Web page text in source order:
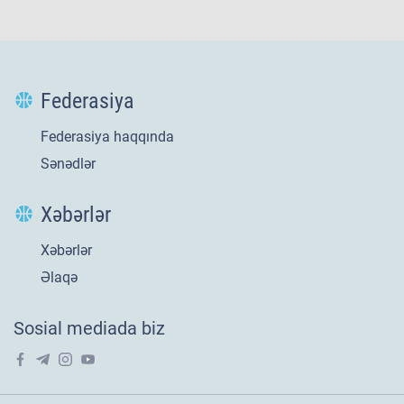
Yeni
​U-20 millimizin
Avropa səfəri tarixi
Federasiya
Federasiya haqqında
Sənədlər
Xəbərlər
Xəbərlər
Əlaqə
Sosial mediada biz